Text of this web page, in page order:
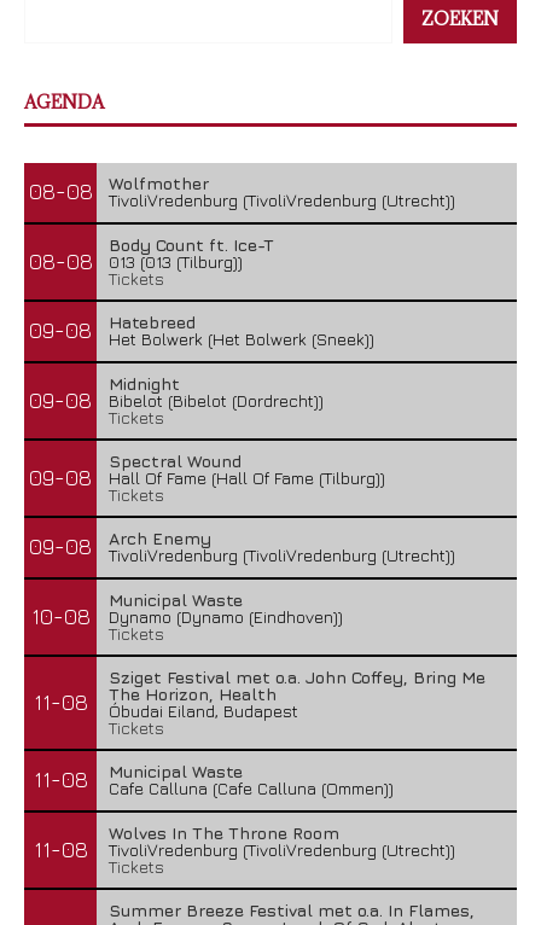
ZOEKEN
AGENDA
08-08
Wolfmother
TivoliVredenburg (TivoliVredenburg (Utrecht))
08-08
Body Count ft. Ice-T
013 (013 (Tilburg))
Tickets
09-08
Hatebreed
Het Bolwerk (Het Bolwerk (Sneek))
09-08
Midnight
Bibelot (Bibelot (Dordrecht))
Tickets
09-08
Spectral Wound
Hall Of Fame (Hall Of Fame (Tilburg))
Tickets
09-08
Arch Enemy
TivoliVredenburg (TivoliVredenburg (Utrecht))
10-08
Municipal Waste
Dynamo (Dynamo (Eindhoven))
Tickets
11-08
Sziget Festival met o.a. John Coffey, Bring Me
The Horizon, Health
Óbudai Eiland, Budapest
Tickets
11-08
Municipal Waste
Cafe Calluna (Cafe Calluna (Ommen))
11-08
Wolves In The Throne Room
TivoliVredenburg (TivoliVredenburg (Utrecht))
Tickets
Summer Breeze Festival met o.a. In Flames,